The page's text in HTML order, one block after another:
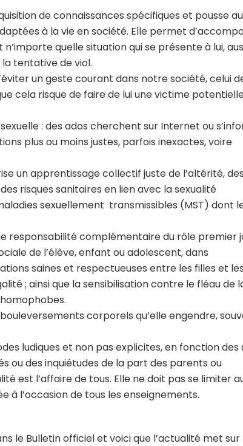
de connaissances spécifiques et pousse au
à la vie en société. Elle permet
quelle situation qui se présente à lui,
tentative de viol.
un geste courant dans notre société, celui
cela risque de faire de lui une victime
: des ados cherchent sur Internet ou
plus ou moins justes, parfois inexactes, voire
un apprentissage collectif juste de l’altérité, des
risques sanitaires en lien avec la sexualité
sexuellement transmissibles (MST) dont
responsabilité complémentaire du rôle premier
de l’élève, enfant ou adolescent, dans
saines et respectueuses entre les filles et les
; ainsi que la sensibilisation contre le fléau de
corporels qu’elle engendre,
ludiques et non pas explicites, en fonction des
ou des inquiétudes de la part des parents ou
est l’affaire de tous. Elle ne doit pas se limiter
l’occasion de tous les enseignements.
le Bulletin officiel et voici que l’actualité met sur